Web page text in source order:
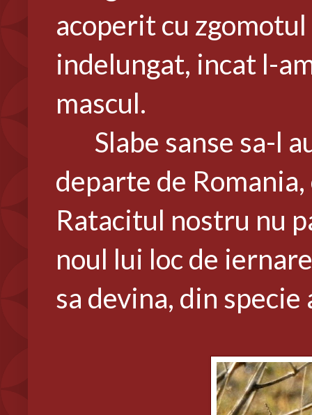
acoperit cu
indelungat, incat l-
mascul.
Slabe sanse sa-l
departe de
Ratacitul nostru nu
noul lui loc de
sa devina, din